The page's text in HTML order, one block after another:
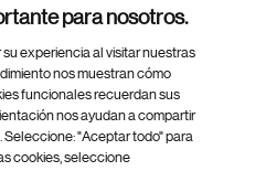
para nosotros.
experiencia al visitar nuestras
nos muestran cómo
funcionales recuerdan sus
nos ayudan a compartir
"Aceptar todo" para
cookies, seleccione